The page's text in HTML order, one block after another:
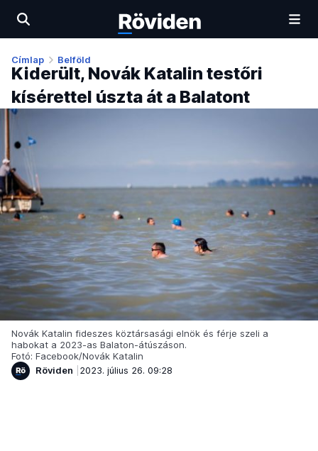
Címlap Belföld
Kiderült, Novák Katalin testőri
kísérettel úszta át a Balatont
Novák Katalin fideszes köztársasági elnök és férje szeli a
habokat a 2023-as Balaton-átúszáson.
Fotó: Facebook/Novák Katalin
Röviden
2023. július 26. 09:28